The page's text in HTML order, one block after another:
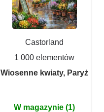
Castorland
1 000 elementów
Wiosenne kwiaty, Paryż
W magazynie (1)